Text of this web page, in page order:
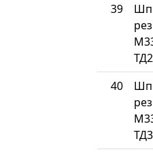
39
ТД2
40
ТД3